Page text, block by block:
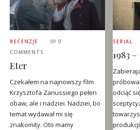
RECENZJE
0
COMMENTS
Eter
Czekałem na najnowszy film
Krzysztofa Zanussiego pełen
obaw, ale i nadziei. Nadziei, bo
temat wydawał mi się
znakomity. Oto mamy
SERIAL
1983
odciąć